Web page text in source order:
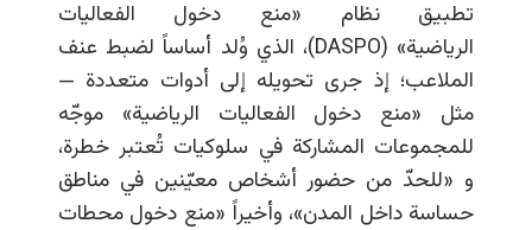
تطبيق نظام «منع دخول الفعاليات
الرياضية» (
DASPO)، الذي وُلد أساساً لضبط عنف
الملاعب؛ إذ جرى تحويله إلى أدوات متعددة —
مثل «منع دخول الفعاليات الرياضية»موجّه
للمجموعات المشاركة في سلوكيات تُعتبر خطرة،
و «للحدّ من حضور أشخاص معيّنين في مناطق
حساسة داخل المدن»، وأخيراً «منع دخول محطات